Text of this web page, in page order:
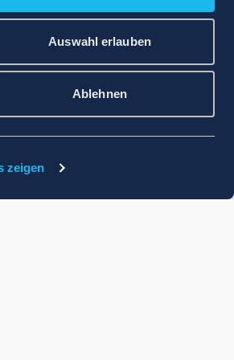
zeigen
Auswahl erlauben
Ablehnen